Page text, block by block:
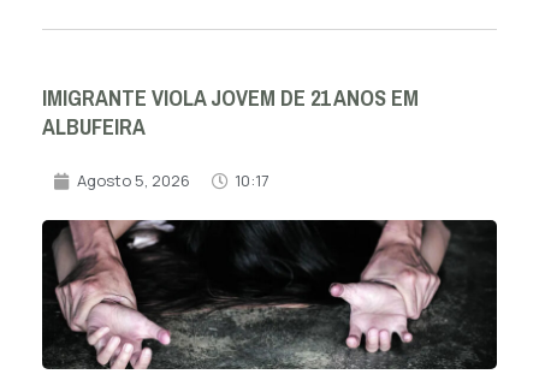
IMIGRANTE VIOLA JOVEM DE 21 ANOS EM
ALBUFEIRA
Agosto 5, 2026 10:17